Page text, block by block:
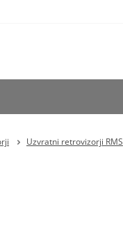
Uzvratni retrovizorji RMS